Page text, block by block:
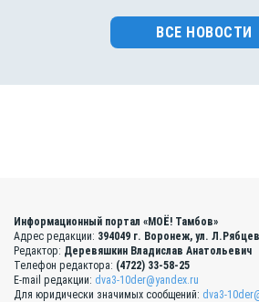
ВСЕ НОВОСТИ
Информационный портал «МОЁ! Тамбов»
Адрес редакции: 394049 г. Воронеж, ул.
Редактор: Деревяшкин Владислав Анатольевич
Телефон редактора: (4722) 33-58-25
E-mail редакции: dva3-10der@yandex.ru
Для юридически значимых сообщений: dva3-